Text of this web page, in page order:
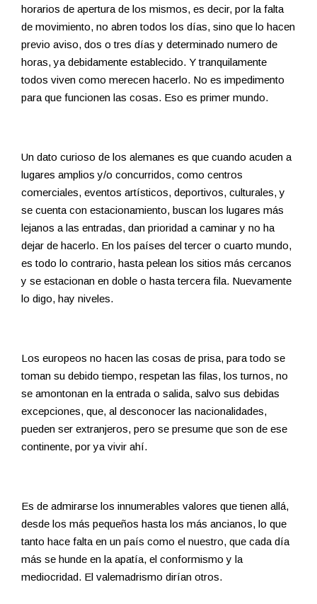
horarios de apertura de los mismos, es decir, por la falta
de movimiento, no abren todos los días, sino que lo hacen
previo aviso, dos o tres días y determinado numero de
horas, ya debidamente establecido. Y tranquilamente
todos viven como merecen hacerlo. No es impedimento
para que funcionen las cosas. Eso es primer mundo.
Un dato curioso de los alemanes es que cuando acuden a
lugares amplios y/o concurridos, como centros
comerciales, eventos artísticos, deportivos, culturales, y
se cuenta con estacionamiento, buscan los lugares más
lejanos a las entradas, dan prioridad a caminar y no ha
dejar de hacerlo. En los países del tercer o cuarto mundo,
es todo lo contrario, hasta pelean los sitios más cercanos
y se estacionan en doble o hasta tercera fila. Nuevamente
lo digo, hay niveles.
Los europeos no hacen las cosas de prisa, para todo se
toman su debido tiempo, respetan las filas, los turnos, no
se amontonan en la entrada o salida, salvo sus debidas
excepciones, que, al desconocer las nacionalidades,
pueden ser extranjeros, pero se presume que son de ese
continente, por ya vivir ahí.
Es de admirarse los innumerables valores que tienen allá,
desde los más pequeños hasta los más ancianos, lo que
tanto hace falta en un país como el nuestro, que cada día
más se hunde en la apatía, el conformismo y la
mediocridad. El valemadrismo dirían otros.